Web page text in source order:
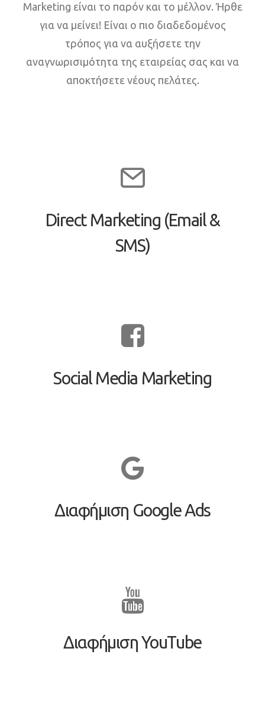
Marketing είναι το παρόν και το μέλλον. Ήρθε
για να μείνει! Είναι ο πιο διαδεδομένος
τρόπος για να αυξήσετε την
αναγνωρισιμότητα της εταιρείας σας και να
αποκτήσετε νέους πελάτες.
Direct Marketing (Email &
SMS)
Social Media Marketing
Διαφήμιση Google Ads
Διαφήμιση YouTube